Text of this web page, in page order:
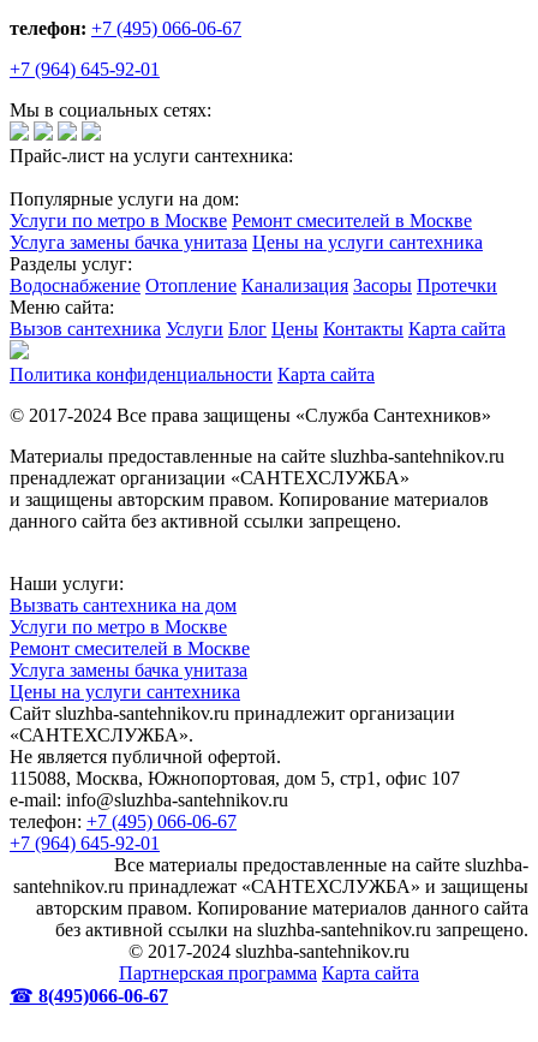
телефон: +7 (495) 066-06-67
+7 (964) 645-92-01
Мы в социальных сетях:
Прайс-лист на услуги сантехника:
Популярные услуги на дом:
Услуги по метро в Москве Ремонт смесителей в Москве
Услуга замены бачка унитаза Цены на услуги сантехника
Разделы услуг:
Водоснабжение Отопление Канализация Засоры Протечки
Меню сайта:
Вызов сантехника Услуги Блог Цены Контакты Карта сайта
Политика конфиденциальности Карта сайта
© 2017-2024 Все права защищены «Служба Сантехников»
Материалы предоставленные на сайте sluzhba-santehnikov.ru
пренадлежат организации «САНТЕХСЛУЖБА»
и защищены авторским правом. Копирование материалов
данного сайта без активной ссылки запрещено.
Наши услуги:
Вызвать сантехника на дом
Услуги по метро в Москве
Ремонт смесителей в Москве
Услуга замены бачка унитаза
Цены на услуги сантехника
Сайт sluzhba-santehnikov.ru принадлежит организации
«САНТЕХСЛУЖБА».
Не является публичной офертой.
115088, Москва, Южнопортовая, дом 5, стр1, офис 107
e-mail: info@sluzhba-santehnikov.ru
телефон: +7 (495) 066-06-67
+7 (964) 645-92-01
Все материалы предоставленные на сайте sluzhba-
santehnikov.ru принадлежат «САНТЕХСЛУЖБА» и защищены
авторским правом. Копирование материалов данного сайта
без активной ссылки на sluzhba-santehnikov.ru запрещено.
© 2017-2024 sluzhba-santehnikov.ru
Партнерская программа Карта сайта
☎ 8(495)066-06-67